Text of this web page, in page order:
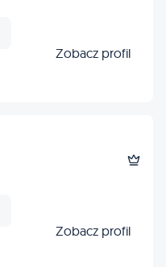
Zobacz profil
Zobacz profil